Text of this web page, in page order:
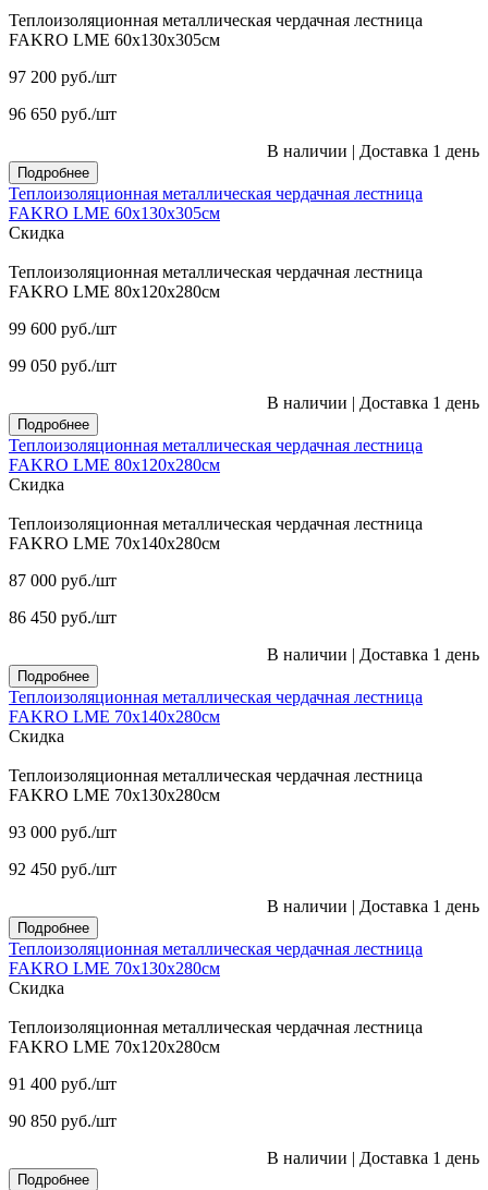
Теплоизоляционная металлическая чердачная лестница
FAKRO LME 60х130х305см
97 200 руб./шт
96 650 руб./шт
В наличии | Доставка 1 день
Подробнее
Теплоизоляционная металлическая чердачная лестница
FAKRO LME 60х130х305см
Скидка
Теплоизоляционная металлическая чердачная лестница
FAKRO LME 80х120х280см
99 600 руб./шт
99 050 руб./шт
В наличии | Доставка 1 день
Подробнее
Теплоизоляционная металлическая чердачная лестница
FAKRO LME 80х120х280см
Скидка
Теплоизоляционная металлическая чердачная лестница
FAKRO LME 70х140х280см
87 000 руб./шт
86 450 руб./шт
В наличии | Доставка 1 день
Подробнее
Теплоизоляционная металлическая чердачная лестница
FAKRO LME 70х140х280см
Скидка
Теплоизоляционная металлическая чердачная лестница
FAKRO LME 70х130х280см
93 000 руб./шт
92 450 руб./шт
В наличии | Доставка 1 день
Подробнее
Теплоизоляционная металлическая чердачная лестница
FAKRO LME 70х130х280см
Скидка
Теплоизоляционная металлическая чердачная лестница
FAKRO LME 70х120х280см
91 400 руб./шт
90 850 руб./шт
В наличии | Доставка 1 день
Подробнее